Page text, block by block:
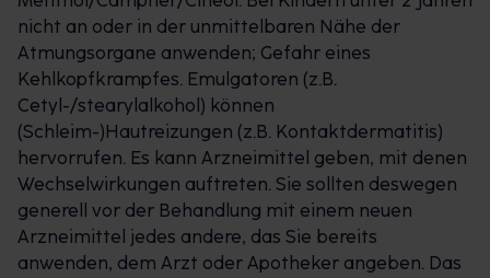
direkt in die Bronchien gelangen und die
Schleimhäute befeuchtet werden. Sowohl
Pinimenthol® Erkältungssalbe als auch Pinimenthol®
Erkältungsbalsam mild lassen sich dafür nutzen.
Darüber hinaus können beide, je nach Alter des
Erkrankten, auch auf die Brust und den Rücken
eingetrieben werden. Denn ätherischen Öle
gelangen auch über die Haut in die Atemwege.
nicht an oder in der unmittelbaren Nähe der
Atmungsorgane anwenden; Gefahr eines
Kehlkopfkrampfes. Emulgatoren (z.B.
Cetyl-/stearylalkohol) können
(Schleim-)Hautreizungen (z.B. Kontaktdermatitis)
hervorrufen. Es kann Arzneimittel geben, mit denen
Wechselwirkungen auftreten. Sie sollten deswegen
generell vor der Behandlung mit einem neuen
Arzneimittel jedes andere, das Sie bereits
anwenden, dem Arzt oder Apotheker angeben. Das